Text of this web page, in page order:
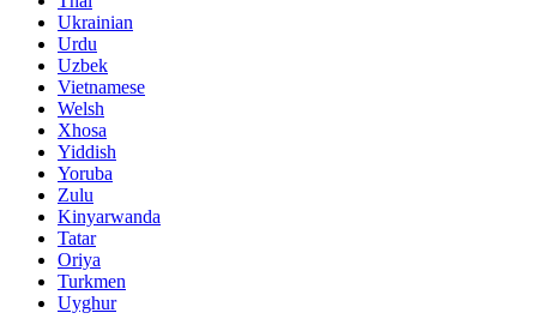
Ukrainian
Urdu
Uzbek
Vietnamese
Welsh
Xhosa
Yiddish
Yoruba
Zulu
Kinyarwanda
Tatar
Oriya
Turkmen
Uyghur